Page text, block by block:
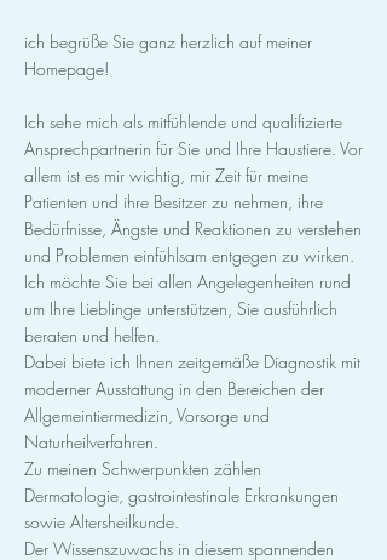
ich begrüße Sie ganz herzlich auf meiner
Homepage!
Ich sehe mich als mitfühlende und qualifizierte
Ansprechpartnerin für Sie und Ihre Haustiere. Vor
allem ist es mir wichtig, mir Zeit für meine
Patienten und ihre Besitzer zu nehmen, ihre
Bedürfnisse, Ängste und Reaktionen zu verstehen
und Problemen einfühlsam entgegen zu wirken.
Ich möchte Sie bei allen Angelegenheiten rund
um Ihre Lieblinge unterstützen, Sie ausführlich
beraten und helfen.
Dabei biete ich Ihnen zeitgemäße Diagnostik mit
moderner Ausstattung in den Bereichen der
Allgemeintiermedizin, Vorsorge und
Naturheilverfahren.
Zu meinen Schwerpunkten zählen
Dermatologie, gastrointestinale Erkrankungen
sowie Altersheilkunde.
Der Wissenszuwachs in diesem spannenden